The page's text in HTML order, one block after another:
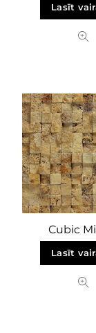
Lasīt
Cubic
Lasīt